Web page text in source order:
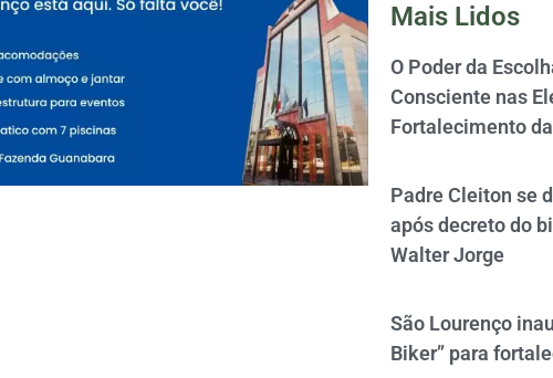
Mais Lidos
O Poder da
Consciente nas
Fortalecimento
Padre Cleiton se
após decreto do
Walter Jorge
São Lourenço
Biker” para